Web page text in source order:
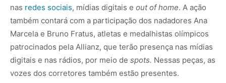
nas redes sociais, mídias digitais e out of home. A ação
também contará com a participação dos nadadores Ana
Marcela e Bruno Fratus, atletas e medalhistas olímpicos
patrocinados pela Allianz, que terão presença nas mídias
digitais e nas rádios, por meio de spots. Nessas peças, as
vozes dos corretores também estão presentes.